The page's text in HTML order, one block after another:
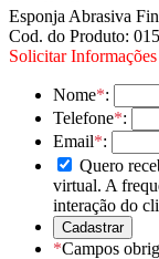
Esponja Abrasiva
Cod. do Produto:
Solicitar Informações
Nome*:
Telefone*:
Email*:
Quero
virtual. A
interação do
*Campos